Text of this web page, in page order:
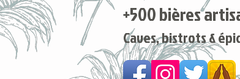
+500 bières
Caves, bistrots &